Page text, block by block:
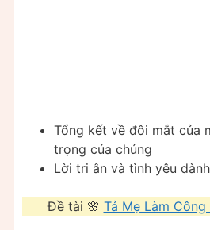
Tổng kết về đôi mắt của
trọng của chúng
Lời tri ân và tình yêu
Đề tài 🌸 Tả Mẹ Làm Công